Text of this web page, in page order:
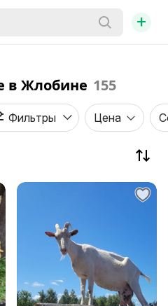
+
в Жлобине 155
Фильтры Цена